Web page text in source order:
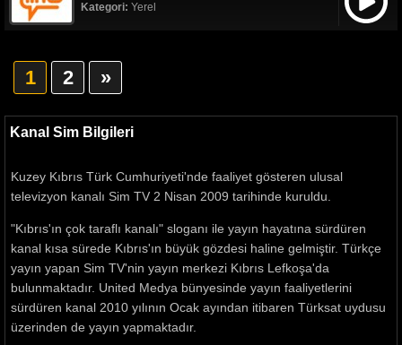
Kategori: Yerel
1 2 »
Kanal Sim Bilgileri
Kuzey Kıbrıs Türk Cumhuriyeti'nde faaliyet gösteren ulusal
televizyon kanalı Sim TV 2 Nisan 2009 tarihinde kuruldu.
"Kıbrıs'ın çok taraflı kanalı" sloganı ile yayın hayatına sürdüren
kanal kısa sürede Kıbrıs'ın büyük gözdesi haline gelmiştir. Türkçe
yayın yapan Sim TV'nin yayın merkezi Kıbrıs Lefkoşa'da
bulunmaktadır. United Medya bünyesinde yayın faaliyetlerini
sürdüren kanal 2010 yılının Ocak ayından itibaren Türksat uydusu
üzerinden de yayın yapmaktadır.